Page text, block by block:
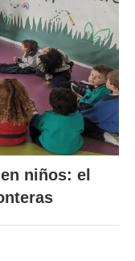
niños: el